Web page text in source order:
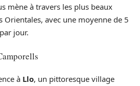
mène à travers les plus beaux
Orientales, avec une moyenne de 5
jour.
à Llo, un pittoresque village